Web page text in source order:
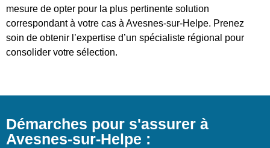
mesure de opter pour la plus pertinente solution
correspondant à votre cas à Avesnes-sur-Helpe. Prenez
soin de obtenir l’expertise d’un spécialiste régional pour
consolider votre sélection.
Démarches pour s'assurer à
Avesnes-sur-Helpe :